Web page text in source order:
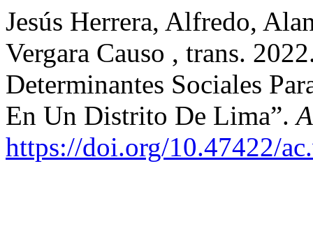
Jesús Herrera, Alfredo,
Vergara Causo , trans.
Determinantes Sociales
En Un Distrito De Lima”.
https://doi.org/10.47422/